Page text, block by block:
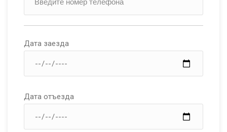
Дата заезда
Дата отъезда